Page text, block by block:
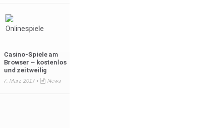
Casino-Spiele am
Browser – kostenlos
und zeitweilig
7. März 2017 • News